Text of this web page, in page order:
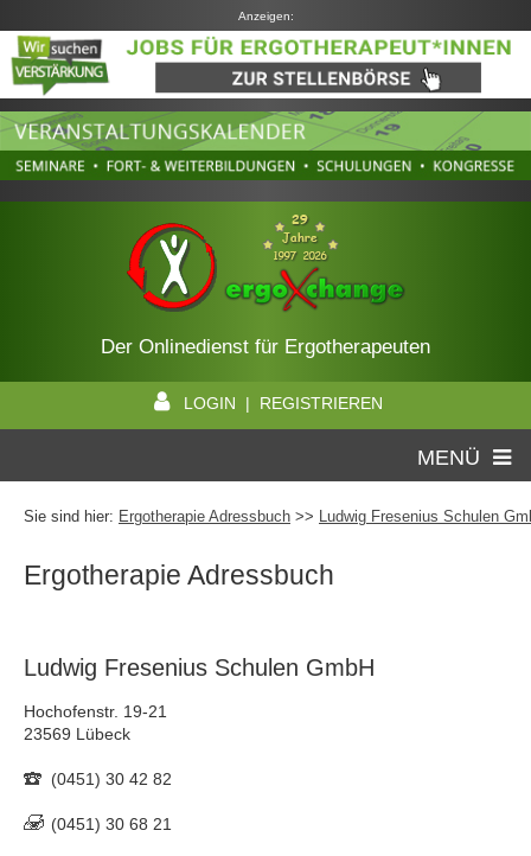
Anzeigen:
Der Onlinedienst für Ergotherapeuten
LOGIN | REGISTRIEREN
MENÜ
Sie sind hier: Ergotherapie Adressbuch >> Ludwig Fresenius Schulen
Ergotherapie Adressbuch
Ludwig Fresenius Schulen GmbH
Hochofenstr. 19-21
23569 Lübeck
(0451) 30 42 82
(0451) 30 68 21